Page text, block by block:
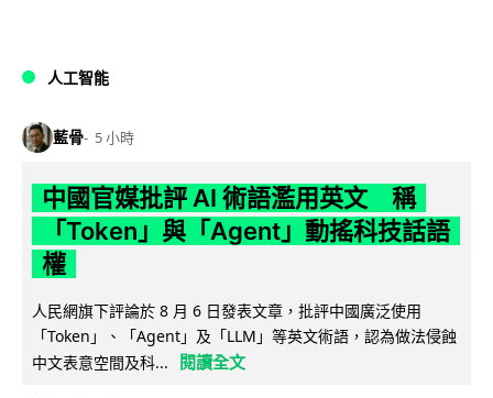
人工智能
藍骨 5 小時
中國官媒批評 AI 術語濫用英文 稱
「Token」與「Agent」動搖科技話語
權
人民網旗下評論於 8 月 6 日發表文章，批評中國廣泛使用
「Token」、「Agent」及「LLM」等英文術語，認為做法侵蝕
中文表意空間及科...
閱讀全文